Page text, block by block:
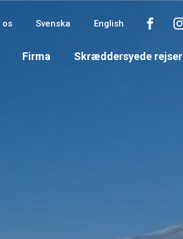
os Svenska English
Firma Skræddersyede rejser